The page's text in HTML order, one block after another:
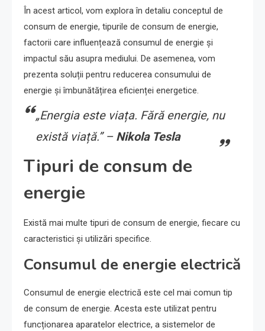
În acest articol, vom explora în detaliu conceptul de
consum de energie, tipurile de consum de energie,
factorii care influențează consumul de energie și
impactul său asupra mediului. De asemenea, vom
prezenta soluții pentru reducerea consumului de
energie și îmbunătățirea eficienței energetice.
„Energia este viața. Fără energie, nu
există viață.” – Nikola Tesla
Tipuri de consum de
energie
Există mai multe tipuri de consum de energie, fiecare cu
caracteristici și utilizări specifice.
Consumul de energie electrică
Consumul de energie electrică este cel mai comun tip
de consum de energie. Acesta este utilizat pentru
funcționarea aparatelor electrice, a sistemelor de